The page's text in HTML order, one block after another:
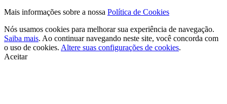
Mais informações sobre a nossa Política de Cookies
Nós usamos cookies para melhorar sua experiência de navegação.
Saiba mais. Ao continuar navegando neste site, você concorda com
o uso de cookies. Altere suas configurações de cookies.
Aceitar